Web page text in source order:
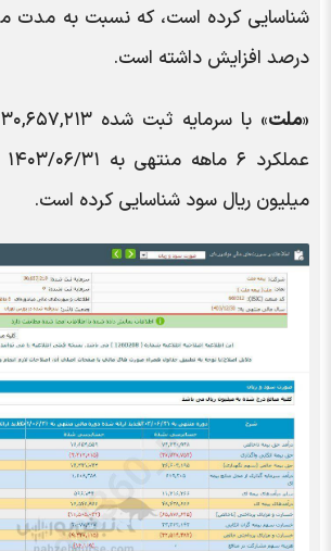
درصد افزایش داشته است.
«ملت
میلیون ریال سود شناسایی کرده است.